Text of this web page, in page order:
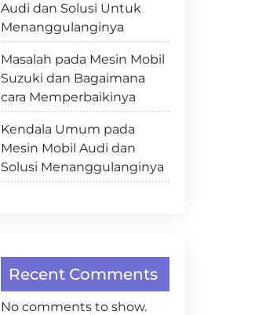
Audi dan Solusi Untuk
Menanggulanginya
Masalah pada Mesin Mobil
Suzuki dan Bagaimana
cara Memperbaikinya
Kendala Umum pada
Mesin Mobil Audi dan
Solusi Menanggulanginya
Recent Comments
No comments to show.